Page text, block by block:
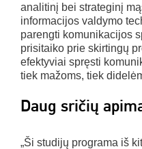
analitinį bei strateginį
informacijos valdymo
parengti komunikacijos
prisitaiko prie skirtingų
efektyviai spręsti
tiek mažoms, tiek
Daug sričių
„Ši studijų programa iš